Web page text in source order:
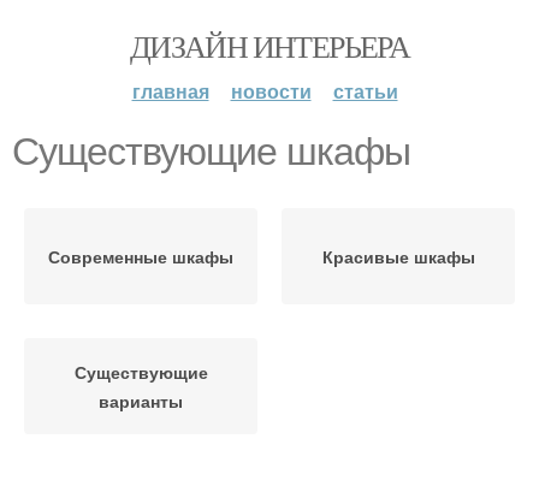
ДИЗАЙН ИНТЕРЬЕРА
главная новости статьи
Существующие шкафы
Современные шкафы Красивые шкафы
Существующие
варианты